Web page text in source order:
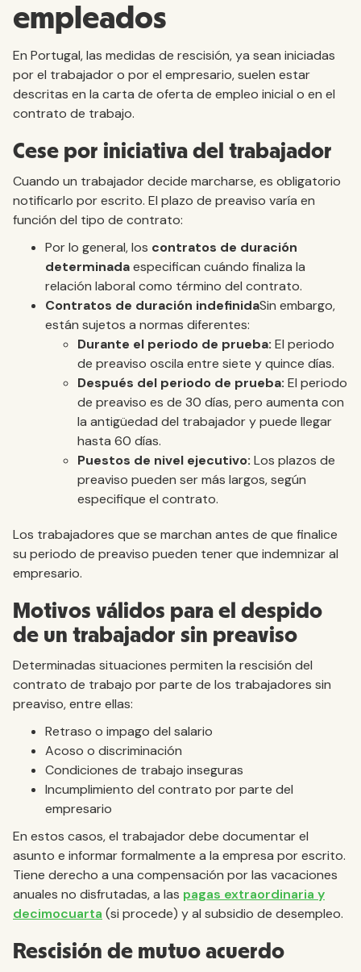
empleados
En Portugal, las medidas de rescisión, ya sean iniciadas
por el trabajador o por el empresario, suelen estar
descritas en la carta de oferta de empleo inicial o en el
contrato de trabajo.
Cese por iniciativa del trabajador
Cuando un trabajador decide marcharse, es obligatorio
notificarlo por escrito. El plazo de preaviso varía en
función del tipo de contrato:
Por lo general, los contratos de duración
determinadaespecifican cuándo finaliza la
relación laboral como término del contrato.
Contratos de duración indefinidaSin embargo,
están sujetos a normas diferentes:
Durante el periodo de prueba: El periodo
de preaviso oscila entre siete y quince días.
Después del periodo de prueba: El periodo
de preaviso es de 30 días, pero aumenta con
la antigüedad del trabajador y puede llegar
hasta 60 días.
Puestos de nivel ejecutivo: Los plazos de
preaviso pueden ser más largos, según
especifique el contrato.
Los trabajadores que se marchan antes de que finalice
su periodo de preaviso pueden tener que indemnizar al
empresario.
Motivos válidos para el despido
de un trabajador sin preaviso
Determinadas situaciones permiten la rescisión del
contrato de trabajo por parte de los trabajadores sin
preaviso, entre ellas:
Retraso o impago del salario
Acoso o discriminación
Condiciones de trabajo inseguras
Incumplimiento del contrato por parte del
empresario
En estos casos, el trabajador debe documentar el
asunto e informar formalmente a la empresa por escrito.
Tiene derecho a una compensación por las vacaciones
anuales no disfrutadas, a las pagas extraordinaria y
decimocuarta (si procede) y al subsidio de desempleo.
Rescisión de mutuo acuerdo